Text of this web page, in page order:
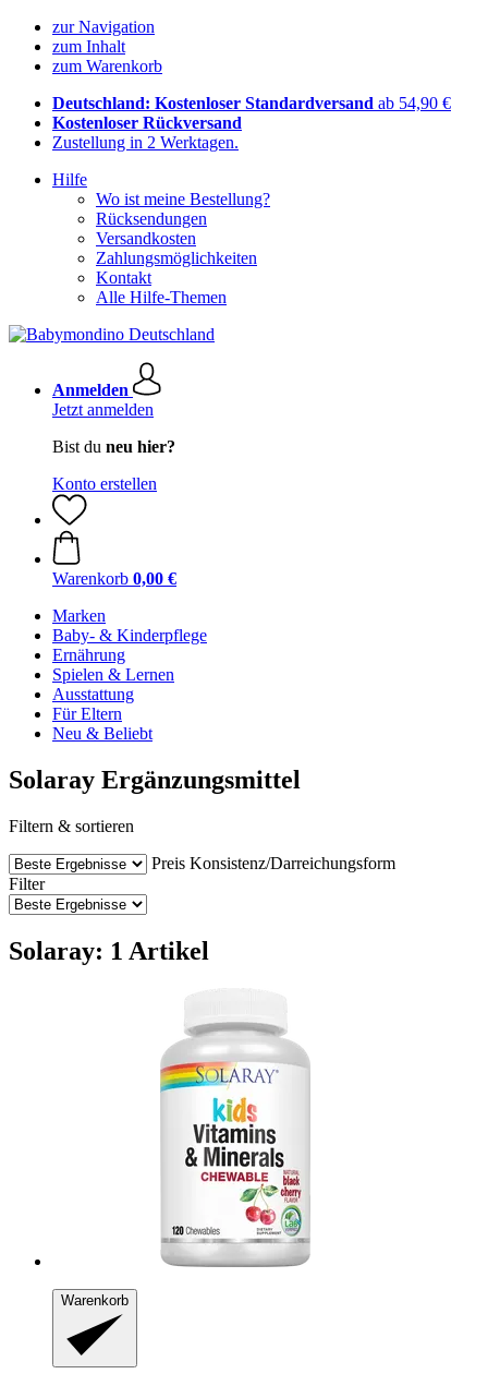
zur Navigation
zum Inhalt
zum Warenkorb
Deutschland: Kostenloser Standardversand ab 54,90 €
Kostenloser Rückversand
Zustellung in 2 Werktagen.
Hilfe
Wo ist meine Bestellung?
Rücksendungen
Versandkosten
Zahlungsmöglichkeiten
Kontakt
Alle Hilfe-Themen
Anmelden
Jetzt anmelden
Bist du neu hier?
Konto erstellen
Warenkorb 0,00 €
Marken
Baby- & Kinderpflege
Ernährung
Spielen & Lernen
Ausstattung
Für Eltern
Neu & Beliebt
Solaray Ergänzungsmittel
Filtern & sortieren
Preis Konsistenz/Darreichungsform
Filter
Solaray: 1 Artikel
Warenkorb